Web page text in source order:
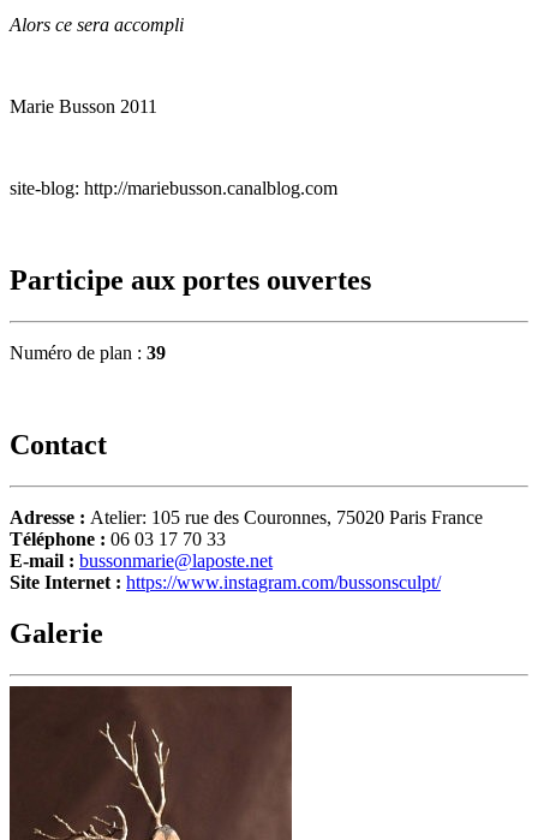
Alors ce sera accompli
Marie Busson 2011
site-blog: http://mariebusson.canalblog.com
Participe aux portes ouvertes
Numéro de plan : 39
Contact
Adresse : Atelier: 105 rue des Couronnes, 75020 Paris France
Téléphone : 06 03 17 70 33
E-mail : bussonmarie@laposte.net
Site Internet : https://www.instagram.com/bussonsculpt/
Galerie